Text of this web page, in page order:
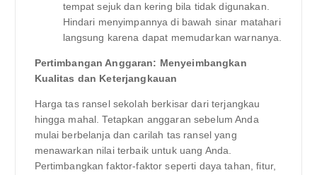
tempat sejuk dan kering bila tidak digunakan.
Hindari menyimpannya di bawah sinar matahari
langsung karena dapat memudarkan warnanya.
Pertimbangan Anggaran: Menyeimbangkan
Kualitas dan Keterjangkauan
Harga tas ransel sekolah berkisar dari terjangkau
hingga mahal. Tetapkan anggaran sebelum Anda
mulai berbelanja dan carilah tas ransel yang
menawarkan nilai terbaik untuk uang Anda.
Pertimbangkan faktor-faktor seperti daya tahan, fitur,